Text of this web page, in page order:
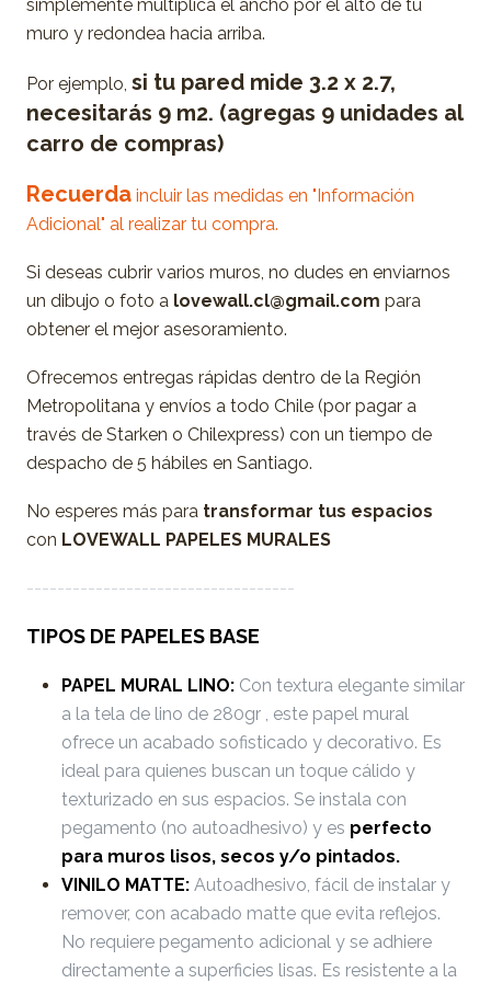
simplemente multiplica el ancho por el alto de tu
muro y redondea hacia arriba.
Por ejemplo, si tu pared mide 3.2 x 2.7,
necesitarás 9 m2. (agregas 9 unidades al
carro de compras)
Recuerda incluir las medidas en "Información
Adicional" al realizar tu compra.
Si deseas cubrir varios muros, no dudes en enviarnos
un dibujo o foto a lovewall.cl@gmail.com para
obtener el mejor asesoramiento.
Ofrecemos entregas rápidas dentro de la Región
Metropolitana y envíos a todo Chile (por pagar a
través de Starken o Chilexpress) con un tiempo de
despacho de 5 hábiles en Santiago.
No esperes más para transformar tus espacios
con LOVEWALL PAPELES MURALES
-----------------------------------
TIPOS DE PAPELES BASE
PAPEL MURAL LINO: Con textura elegante similar
a la tela de lino de 280gr , este papel mural
ofrece un acabado sofisticado y decorativo. Es
ideal para quienes buscan un toque cálido y
texturizado en sus espacios. Se instala con
pegamento (no autoadhesivo) y es perfecto
para muros lisos, secos y/o pintados.
VINILO MATTE: Autoadhesivo, fácil de instalar y
remover, con acabado matte que evita reflejos.
No requiere pegamento adicional y se adhiere
directamente a superficies lisas. Es resistente a la